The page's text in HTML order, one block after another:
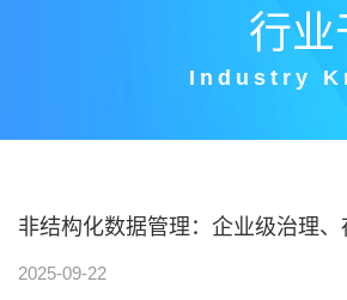
行业
Industry
非结构化数据管理：企业级治理
2025-09-22